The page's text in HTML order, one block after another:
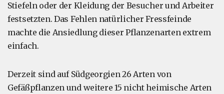
Stiefeln oder der Kleidung der Besucher und Arbeiter
festsetzten. Das Fehlen natürlicher Fressfeinde
machte die Ansiedlung dieser Pflanzenarten extrem
einfach.
Derzeit sind auf Südgeorgien 26 Arten von
Gefäßpflanzen und weitere 15 nicht heimische Arten